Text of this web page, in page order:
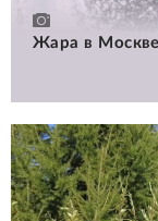
Жара в Москве